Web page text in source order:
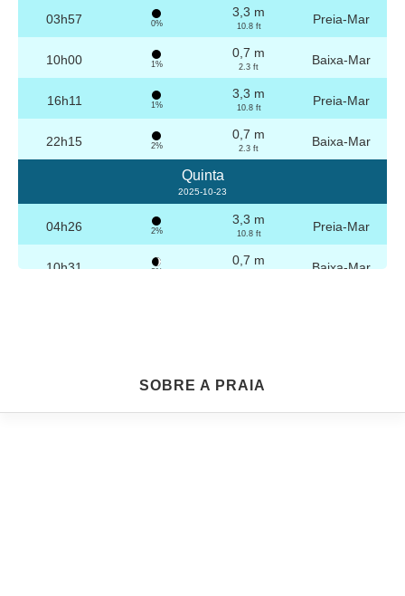
03h57 0%
3,3 m
10.8 ft Preia-Mar
10h00 1%
0,7 m
2.3 ft Baixa-Mar
16h11 1%
3,3 m
10.8 ft Preia-Mar
22h15 2%
0,7 m
2.3 ft Baixa-Mar
Quinta
2025-10-23
04h26 2%
3,3 m
10.8 ft Preia-Mar
10h31 3%
0,7 m Baixa-Mar
Sexta
SOBRE A PRAIA